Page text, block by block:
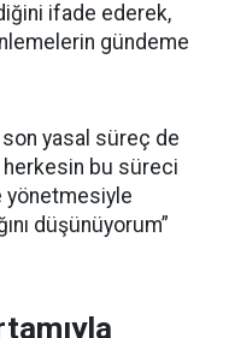
ifade ederek,
gündeme
yasal süreç de
bu süreci
yönetmesiyle
düşünüyorum”